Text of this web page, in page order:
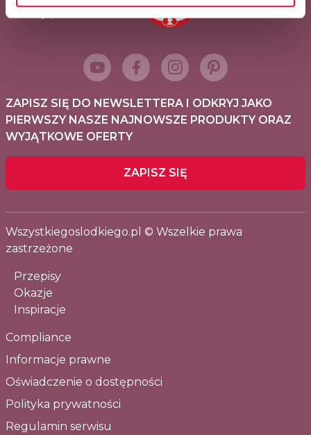
Główny partner serwisu
ZAPISZ SIĘ DO NEWSLETTERA I ODKRYJ JAKO
PIERWSZY NASZE NAJNOWSZE PRODUKTY ORAZ
WYJĄTKOWE OFERTY
ZAPISZ SIĘ
Wszystkiegoslodkiego.pl © Wszelkie prawa
zastrzeżone
Przepisy
Okazje
Inspiracje
Compliance
Informacje prawne
Oświadczenie o dostępności
Polityka prywatności
Regulamin serwisu